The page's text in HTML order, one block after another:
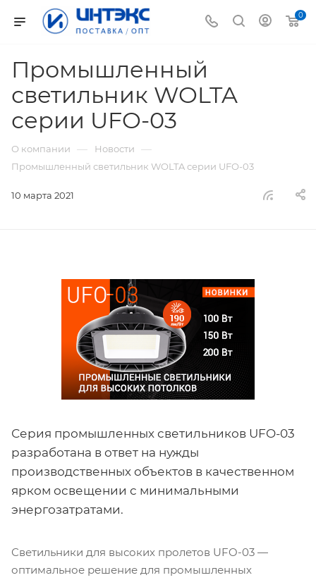
0
Промышленный
светильник WOLTA
серии UFO-03
О компании — Новости —
Промышленный светильник WOLTA серии UFO-03
10 марта 2021
Серия промышленных светильников UFO-03
разработана в ответ на нужды
производственных объектов в качественном
ярком освещении с минимальными
энергозатратами.
Светильники для высоких пролетов UFO-03 —
оптимальное решение для промышленных